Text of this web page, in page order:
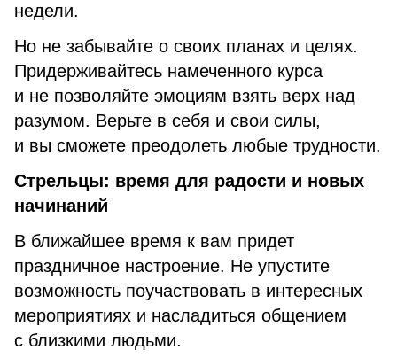
недели.
Но не забывайте о своих планах и целях.
Придерживайтесь намеченного курса
и не позволяйте эмоциям взять верх над
разумом. Верьте в себя и свои силы,
и вы сможете преодолеть любые трудности.
Стрельцы: время для радости и новых
начинаний
В ближайшее время к вам придет
праздничное настроение. Не упустите
возможность поучаствовать в интересных
мероприятиях и насладиться общением
с близкими людьми.